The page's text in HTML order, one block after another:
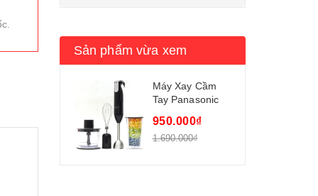
Sản phẩm vừa xem
Máy Xay Cầm
Tay Panasonic
SS1BRA
950.000₫
1.690.000₫